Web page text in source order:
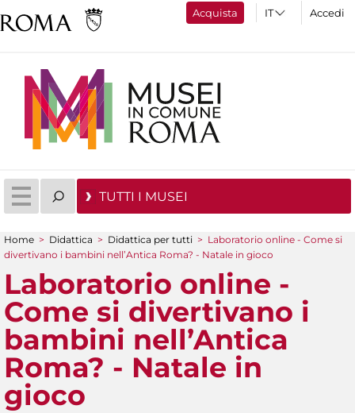
Acquista Accedi
TUTTI I MUSEI
Tu sei qui
Home > Didattica > Didattica per tutti > Laboratorio online - Come si
divertivano i bambini nell’Antica Roma? - Natale in gioco
Laboratorio online -
Come si divertivano i
bambini nell’Antica
Roma? - Natale in
gioco